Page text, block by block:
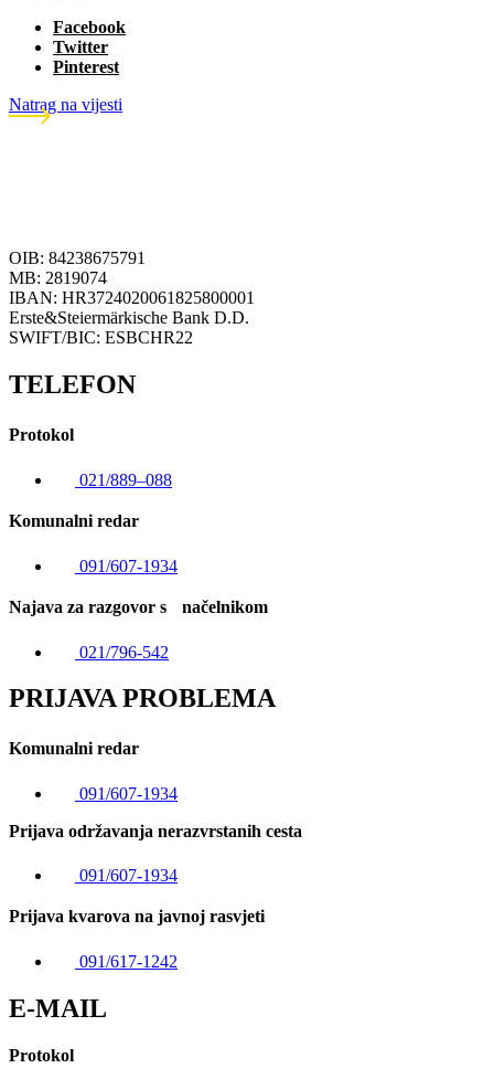
Facebook
Twitter
Pinterest
Natrag na vijesti
OIB: 84238675791
MB: 2819074
IBAN: HR3724020061825800001
Erste&Steiermärkische Bank D.D.
SWIFT/BIC: ESBCHR22
TELEFON
Protokol
021/889–088
Komunalni redar
091/607-1934
Najava za razgovor s načelnikom
021/796-542
PRIJAVA PROBLEMA
Komunalni redar
091/607-1934
Prijava održavanja nerazvrstanih cesta
091/607-1934
Prijava kvarova na javnoj rasvjeti
091/617-1242
E-MAIL
Protokol